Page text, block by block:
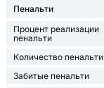
Пенальти
Процент реализации
пенальти
Количество пенальти
Забитые пенальти